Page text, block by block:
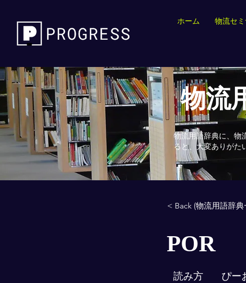
ホーム 物流セ
物流
物流用語辞典に、物
ると、大変ありがた
< Back (物流用語辞典
POR
読み方 ぴー